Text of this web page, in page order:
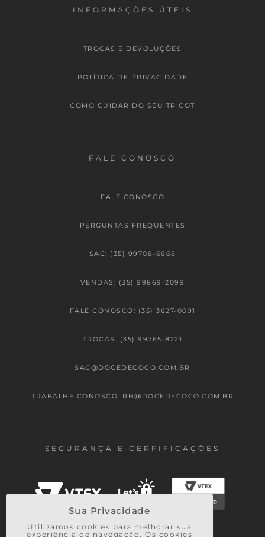
Sua Privacidade
Utilizamos cookies para melhorar sua
experiência de navegação. Os cookies
INFORMAÇÕES ÚTEIS
TROCAS E DEVOLUÇÕES
POLÍTICA DE PRIVACIDADE
COMO CUIDAR DO SEU TRICOT
FALE CONOSCO
FALE CONOSCO
PERGUNTAS FREQUENTES
SAC: (35) 99708-6668
VENDAS: (35) 99869-2099
FALE CONOSCO: (35) 3627-0091
TROCAS: (35) 99765-8221
SAC@DOCEDECOCO.COM.BR
TRABALHE CONOSCO: RH@DOCEDECOCO.COM.BR
SEGURANÇA E CERFIFICAÇÕES